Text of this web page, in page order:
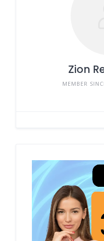
Zion
MEMBER